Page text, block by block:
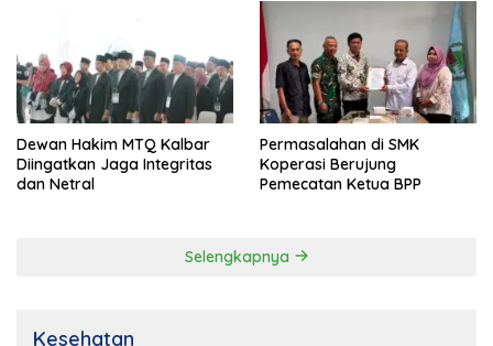
Dewan Hakim MTQ Kalbar
Diingatkan Jaga Integritas
dan Netral
Permasalahan di SMK
Koperasi Berujung
Pemecatan Ketua BPP
Selengkapnya
Kesehatan